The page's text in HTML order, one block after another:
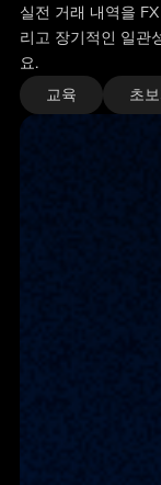
실전 거래 내역을
리고 장기적인 일관
요.
교육 초